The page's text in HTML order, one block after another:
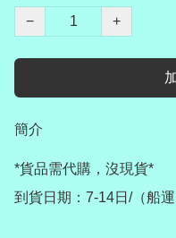
−
+
簡介
*貨品需代購，沒現貨*
到貨日期：7-14日/（船